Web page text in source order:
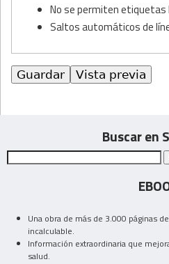
No se permiten etiquetas
Saltos automáticos de
Buscar en
Una obra de más de 3.000 páginas
incalculable.
Información extraordinaria que
salud.